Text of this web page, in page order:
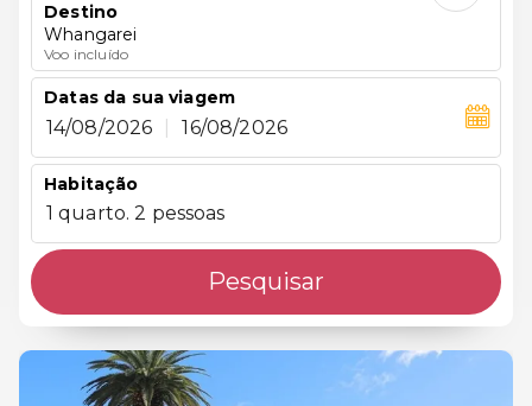
Destino
Whangarei
Voo incluído
Datas da sua viagem
14/08/2026 16/08/2026
Habitação
1 quarto. 2 pessoas
Pesquisar